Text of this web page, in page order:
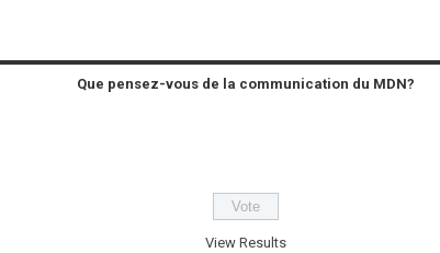
Que pensez-vous de la communication du MDN?
View Results